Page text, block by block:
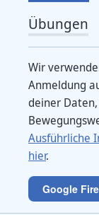
Übungen
Wir
Anmeldung
deiner
Ausführliche
hier.
Google
Mit diesem
das Bouldern
Schreibtisch
Wenn du viel
trainierst kann
Griffkraft bei
limitierenden
Workout dabei